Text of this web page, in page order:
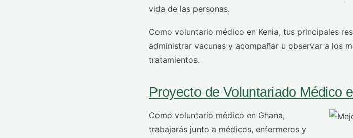
vida de las personas.
Como voluntario médico en Kenia, tus principales
administrar vacunas y acompañar u observar a los
tratamientos.
Proyecto de Voluntariado Médico
Como voluntario médico en Ghana,
trabajarás junto a médicos, enfermeros y